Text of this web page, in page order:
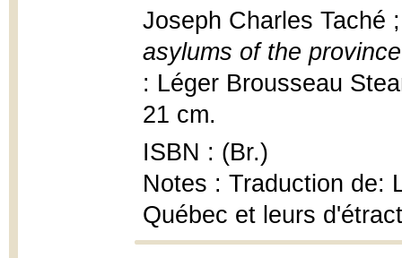
Joseph Charles Taché
asylums of the
: Léger Brousseau
21 cm.
ISBN : (Br.)
Notes : Traduction de:
Québec et leurs